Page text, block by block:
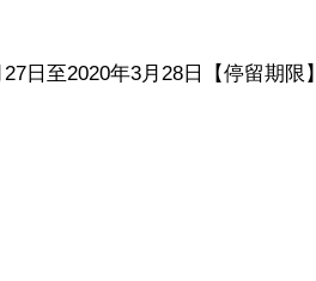
日至2020年3月28日【停留期限】